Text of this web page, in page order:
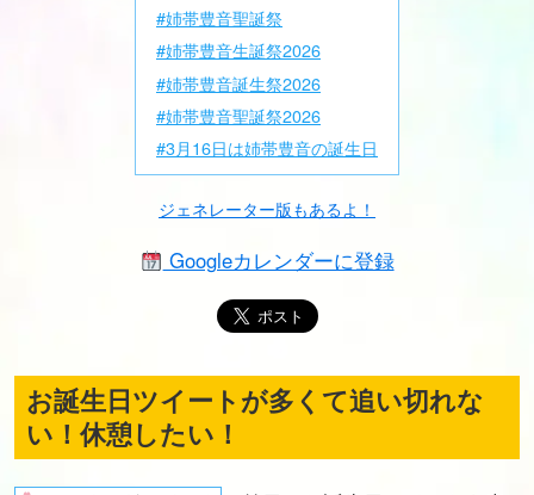
#姉帯豊音聖誕祭
#姉帯豊音生誕祭2026
#姉帯豊音誕生祭2026
#姉帯豊音聖誕祭2026
#3月16日は姉帯豊音の誕生日
ジェネレーター版もあるよ！
Googleカレンダーに登録
お誕生日ツイートが多くて追い切れな
い！休憩したい！